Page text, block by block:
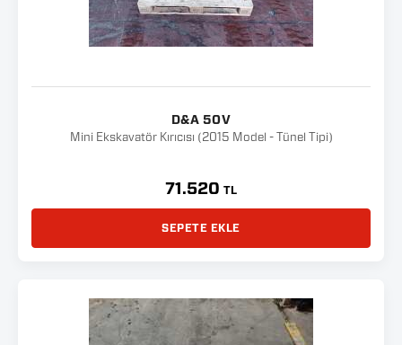
D&A 50V
Mini Ekskavatör Kırıcısı (2015 Model - Tünel Tipi)
71.520 TL
SEPETE EKLE